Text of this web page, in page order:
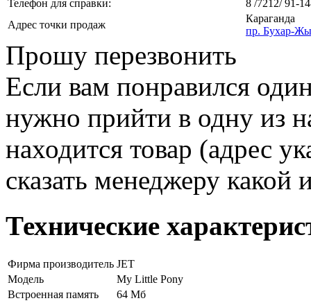
Телефон для справки:
8 /7212/ 91-
Адрес точки продаж
Караганда
пр. Бухар-
Прошу перезвонить
Если вам понравился
нужно прийти в одну из
находится товар (адрес
сказать менеджеру
Технические
Фирма производитель JET
Модель
My Little Pony
Встроенная память
64 Мб